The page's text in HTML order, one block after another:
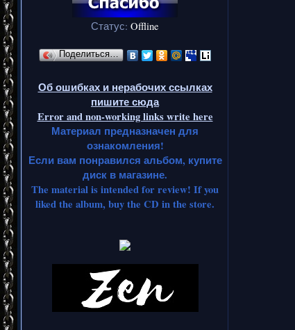
Статус: Offline
Поделиться…
Об ошибках и нерабочих ссылках
пишите сюда
Error and non-working links write here
Материал предназначен для
ознакомления!
Если вам понравился альбом, купите
диск в магазине.
The material is intended for review! If you
liked the album, buy the CD in the store.